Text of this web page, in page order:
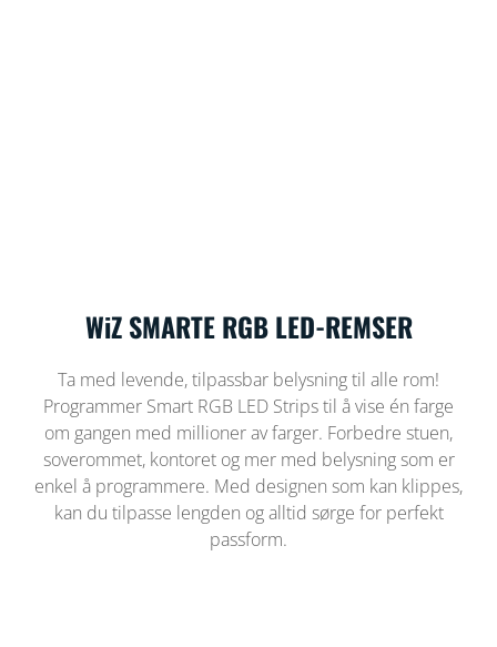
WiZ SMARTE RGB LED-REMSER
Ta med levende, tilpassbar belysning til alle rom!
Programmer Smart RGB LED Strips til å vise én farge
om gangen med millioner av farger. Forbedre stuen,
soverommet, kontoret og mer med belysning som er
enkel å programmere. Med designen som kan klippes,
kan du tilpasse lengden og alltid sørge for perfekt
passform.